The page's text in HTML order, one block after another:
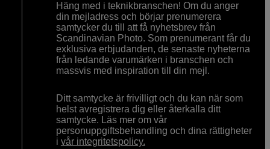
Häng med i teknikbranschen! Om du anger
din mejladress och börjar prenumerera
samtycker du till att få nyhetsbrev från
Scandinavian Photo. Som prenumerant får du
exklusiva erbjudanden, de senaste nyheterna
från ledande varumärken i branschen och
massvis med inspiration till din mejl.
Ditt samtycke är frivilligt och du kan när som
helst avregistrera dig eller återkalla ditt
samtycke. Läs mer om vår
personuppgiftsbehandling och dina rättigheter
i vår integritetspolicy.